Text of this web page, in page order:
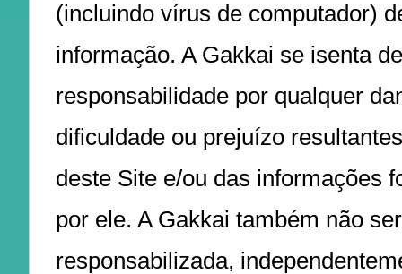
(incluindo vírus de computador)
informação. A Gakkai se isenta
responsabilidade por qualquer
dificuldade ou prejuízo
deste Site e/ou das informações
por ele. A Gakkai também não
responsabilizada,